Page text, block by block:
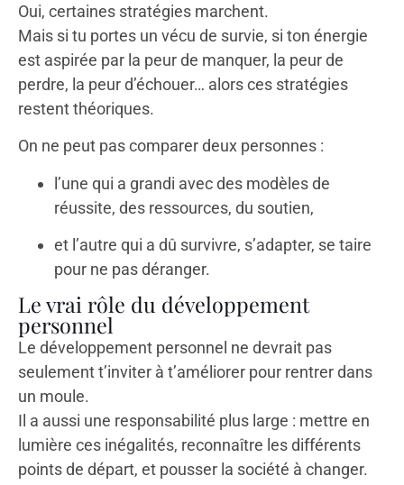
Oui, certaines stratégies marchent.
Mais si tu portes un vécu de survie, si ton énergie
est aspirée par la peur de manquer, la peur de
perdre, la peur d’échouer… alors ces stratégies
restent théoriques.
On ne peut pas comparer deux personnes :
l’une qui a grandi avec des modèles de
réussite, des ressources, du soutien,
et l’autre qui a dû survivre, s’adapter, se taire
pour ne pas déranger.
Le vrai rôle du développement
personnel
Le développement personnel ne devrait pas
seulement t’inviter à t’améliorer pour rentrer dans
un moule.
Il a aussi une responsabilité plus large : mettre en
lumière ces inégalités, reconnaître les différents
points de départ, et pousser la société à changer.